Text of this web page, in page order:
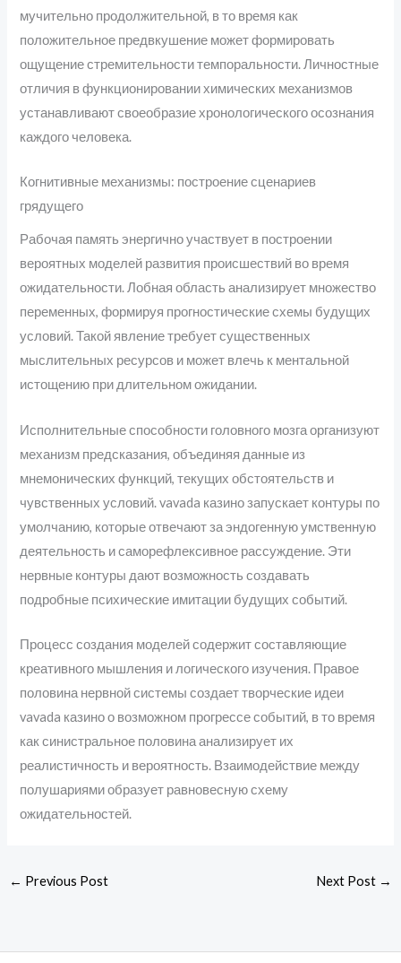
мучительно продолжительной, в то время как
положительное предвкушение может формировать
ощущение стремительности темпоральности. Личностные
отличия в функционировании химических механизмов
устанавливают своеобразие хронологического осознания
каждого человека.
Когнитивные механизмы: построение сценариев
грядущего
Рабочая память энергично участвует в построении
вероятных моделей развития происшествий во время
ожидательности. Лобная область анализирует множество
переменных, формируя прогностические схемы будущих
условий. Такой явление требует существенных
мыслительных ресурсов и может влечь к ментальной
истощению при длительном ожидании.
Исполнительные способности головного мозга организуют
механизм предсказания, объединяя данные из
мнемонических функций, текущих обстоятельств и
чувственных условий. vavada казино запускает контуры по
умолчанию, которые отвечают за эндогенную умственную
деятельность и саморефлексивное рассуждение. Эти
нервные контуры дают возможность создавать
подробные психические имитации будущих событий.
Процесс создания моделей содержит составляющие
креативного мышления и логического изучения. Правое
половина нервной системы создает творческие идеи
vavada казино о возможном прогрессе событий, в то время
как синистральное половина анализирует их
реалистичность и вероятность. Взаимодействие между
полушариями образует равновесную схему
ожидательностей.
← Previous Post Next Post →